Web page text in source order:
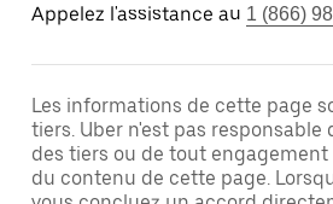
Appelez l'assistance au 1 (866)
Les informations de cette page
tiers. Uber n'est pas
des tiers ou de tout
du contenu de cette page.